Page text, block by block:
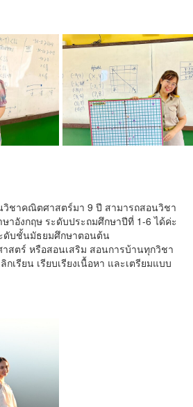
ชาคณิตศาสตร์มา 9 ปี สามารถสอนวิชา
าอังกฤษ ระดับประถมศึกษาปีที่ 1-6 ได้ค่ะ
บชั้นมัธยมศึกษาตอนต้น
สตร์ หรือสอนเสริม สอนการบ้านทุกวิชา
เรียน เรียบเรียงเนื้อหา และเตรียมแบบ